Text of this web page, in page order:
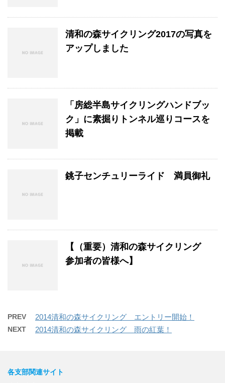
清和の森サイクリング2017の写真を
アップしました
「房総半島サイクリングハンドブッ
ク」に素掘りトンネル巡りコースを
掲載
銚子センチュリーライド 満員御礼
【（重要）清和の森サイクリング
参加者の皆様へ】
PREV 2014清和の森サイクリング エントリー開始！
NEXT 2014清和の森サイクリング 雨の紅葉！
各支部関連サイト